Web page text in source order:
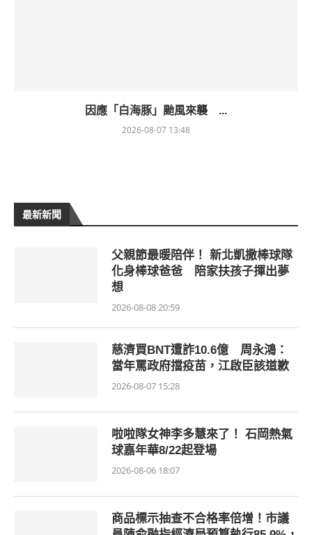
因應「白海豚」颱風來襲 ...
2026-08-07 13:48
最新新聞
父親節最暖陪伴！ 新北凱撒棒球隊
化身棒球爸爸 陪家扶孩子揮出夢
想
2026-08-08 20:59
慈濟買BNT遭詐10.6億 周永鴻：
當年罵政府擋疫苗，江啟臣該道歉
2026-08-07 15:28
啦啦隊女神李多慧來了！ 石岡熱氣
球嘉年華8/22起登場
2026-08-06 18:07
商品標示抽查不合格率倍增！市議